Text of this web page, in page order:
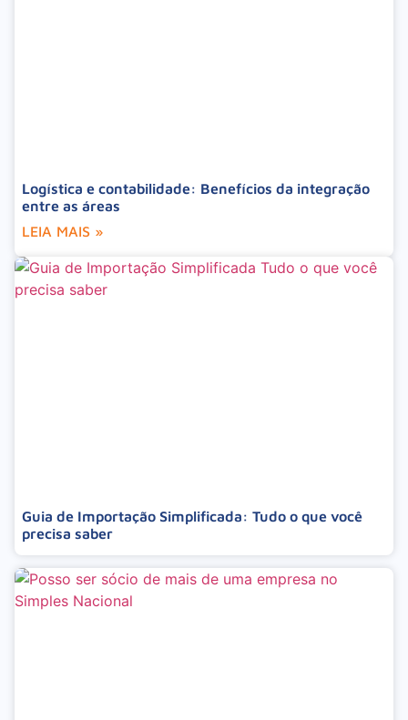
Logística e contabilidade: Benefícios da integração
entre as áreas
LEIA MAIS »
Guia de Importação Simplificada: Tudo o que você
precisa saber